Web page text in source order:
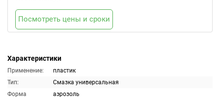
Характеристики
Применение:
пластик
Тип:
Смазка универсальная
Форма
аэрозоль
Посмотреть цены и сроки